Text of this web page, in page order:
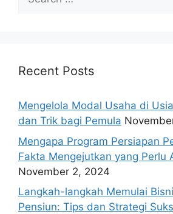
for:
Recent Posts
Mengelola Modal Usaha di
dan Trik bagi Pemula
Mengapa Program Persiapan
Fakta Mengejutkan yang Perlu
November 2, 2024
Langkah-langkah Memulai
Pensiun: Tips dan Strategi